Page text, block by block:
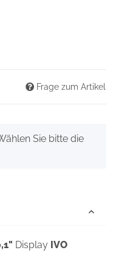
Frage zum Artikel
Sie bitte die
Display IVO